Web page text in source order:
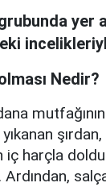
yer
Nedir?
iç harçla
Ardından,